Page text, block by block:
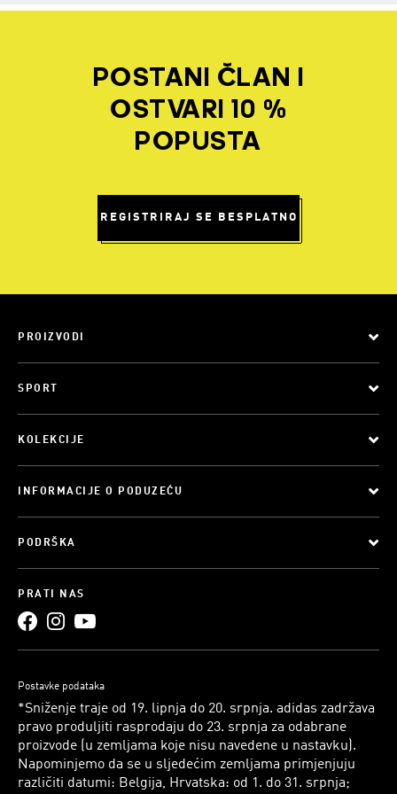
POSTANI ČLAN I
OSTVARI 10 %
POPUSTA
REGISTRIRAJ SE BESPLATNO
PROIZVODI
SPORT
KOLEKCIJE
INFORMACIJE O PODUZEĆU
PODRŠKA
PRATI NAS
Postavke podataka
*Sniženje traje od 19. lipnja do 20. srpnja. adidas zadržava
pravo produljiti rasprodaju do 23. srpnja za odabrane
proizvode (u zemljama koje nisu navedene u nastavku).
Napominjemo da se u sljedećim zemljama primjenjuju
različiti datumi: Belgija, Hrvatska: od 1. do 31. srpnja;